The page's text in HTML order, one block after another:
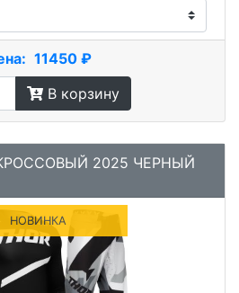
11450 ₽
В корзину
2025 ЧЕРНЫЙ
НОВИНКА